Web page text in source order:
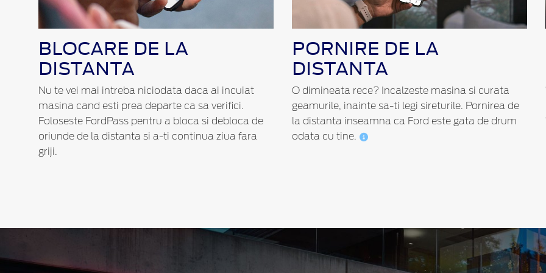
BLOCARE DE LA
DISTANTA
Nu te vei mai intreba niciodata daca ai incuiat
masina cand esti prea departe ca sa verifici.
Foloseste FordPass pentru a bloca si debloca de
oriunde de la distanta si a-ti continua ziua fara
griji.
PORNIRE DE LA
DISTANTA
O dimineata rece? Incalzeste masina si curata
geamurile, inainte sa-ti legi sireturile. Pornirea de
la distanta inseamna ca Ford este gata de drum
odata cu tine.